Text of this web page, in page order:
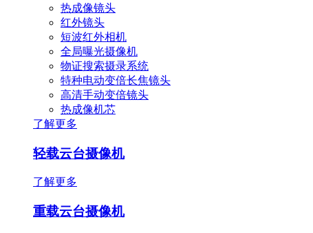
热成像镜头
红外镜头
短波红外相机
全局曝光摄像机
物证搜索摄录系统
特种电动变倍长焦镜头
高清手动变倍镜头
热成像机芯
了解更多
轻载云台摄像机
了解更多
重载云台摄像机